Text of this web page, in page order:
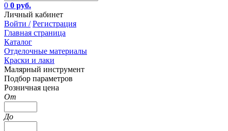
0 0 руб.
Личный кабинет
Войти / Регистрация
Главная страница
Каталог
Отделочные материалы
Краски и лаки
Малярный инструмент
Подбор параметров
Розничная цена
От
До